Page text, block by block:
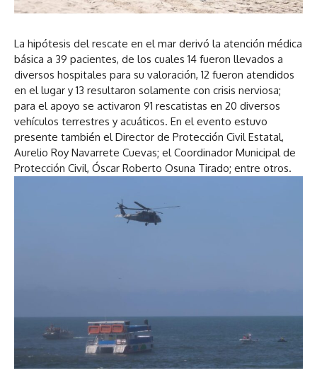
La hipótesis del rescate en el mar derivó la atención médica
básica a 39 pacientes, de los cuales 14 fueron llevados a
diversos hospitales para su valoración, 12 fueron atendidos
en el lugar y 13 resultaron solamente con crisis nerviosa;
para el apoyo se activaron 91 rescatistas en 20 diversos
vehículos terrestres y acuáticos. En el evento estuvo
presente también el Director de Protección Civil Estatal,
Aurelio Roy Navarrete Cuevas; el Coordinador Municipal de
Protección Civil, Óscar Roberto Osuna Tirado; entre otros.